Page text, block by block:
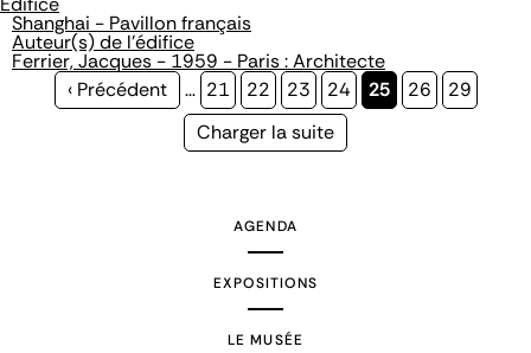
Shanghai - Pavillon français
Auteur(s) de l'édifice
Ferrier, Jacques - 1959 - Paris : Architecte
Page
‹ Précédent … Page
21 Page
22 Page
23 Page
24
Page
25 Page
26 Page
29
Page
Charger la suite
AGENDA
EXPOSITIONS
LE MUSÉE